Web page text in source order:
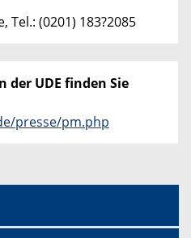
Tel.: (0201) 183?2085
der UDE finden Sie
presse/pm.php